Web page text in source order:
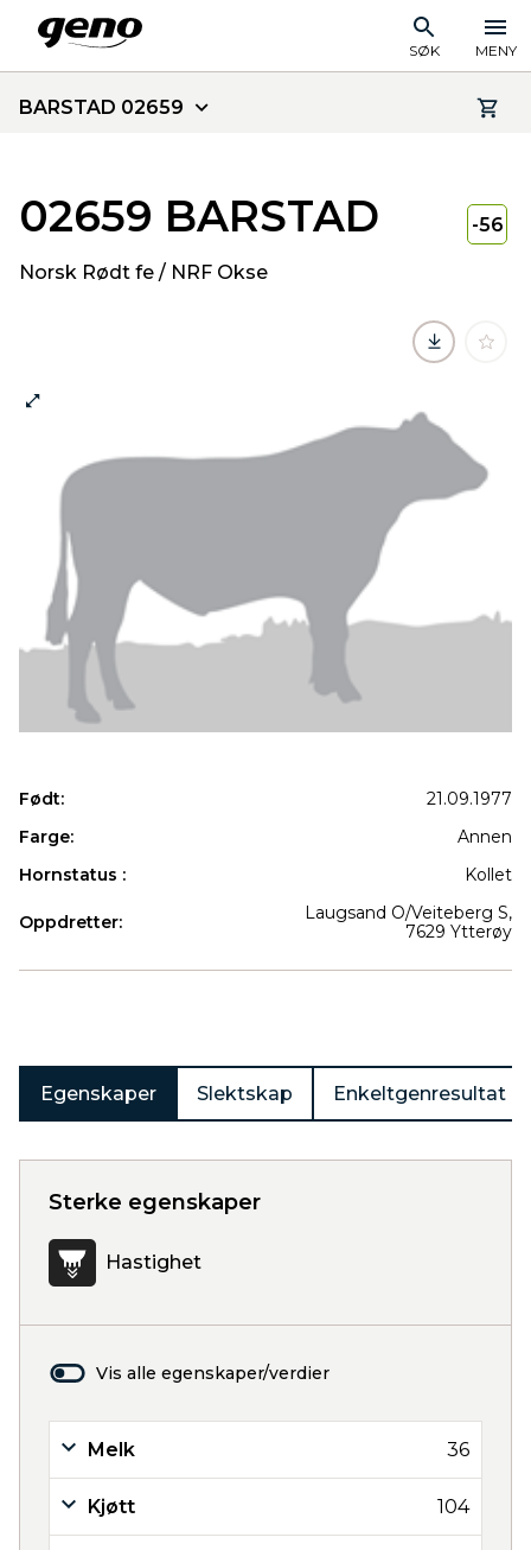
SØK MENY
BARSTAD 02659
02659 BARSTAD
Norsk Rødt fe / NRF Okse
-56
Født:
21.09.1977
Farge:
Annen
Hornstatus :
Kollet
Oppdretter:
Laugsand O/Veiteberg S,
7629 Ytterøy
Egenskaper Slektskap Enkeltgenresultat
Sterke egenskaper
Hastighet
Vis alle egenskaper/verdier
Melk 36
Kjøtt 104